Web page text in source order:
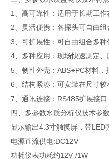
1、高可靠性：适用于长期工作
2、灵活便携：各探头可自由组
3、可扩展性：可自由组合多种
4、多种应用：现场快速测定、
5、韧性外壳：ABS+PC材料，
6、结构紧凑：可安装在尺寸较
7、通讯连接：RS485扩展接口
四、多参数水质分析仪技术参数
显示输出4.3寸触摸屏，带LED
电源直流供电:DC12V
功耗仪表功耗约12V /1W